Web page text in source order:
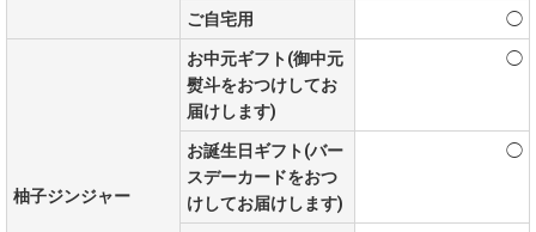
ご自宅用 ◯
柚子ジンジャー
お中元ギフト(御中元
熨斗をおつけしてお
届けします)
◯
お誕生日ギフト(バー
スデーカードをおつ
けしてお届けします)
◯